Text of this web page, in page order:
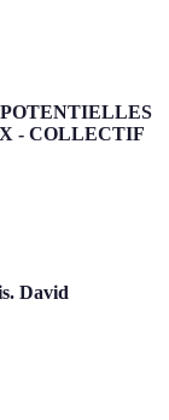
- COLLECTIF
David